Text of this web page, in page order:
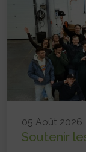
05 Août 2026
Soutenir